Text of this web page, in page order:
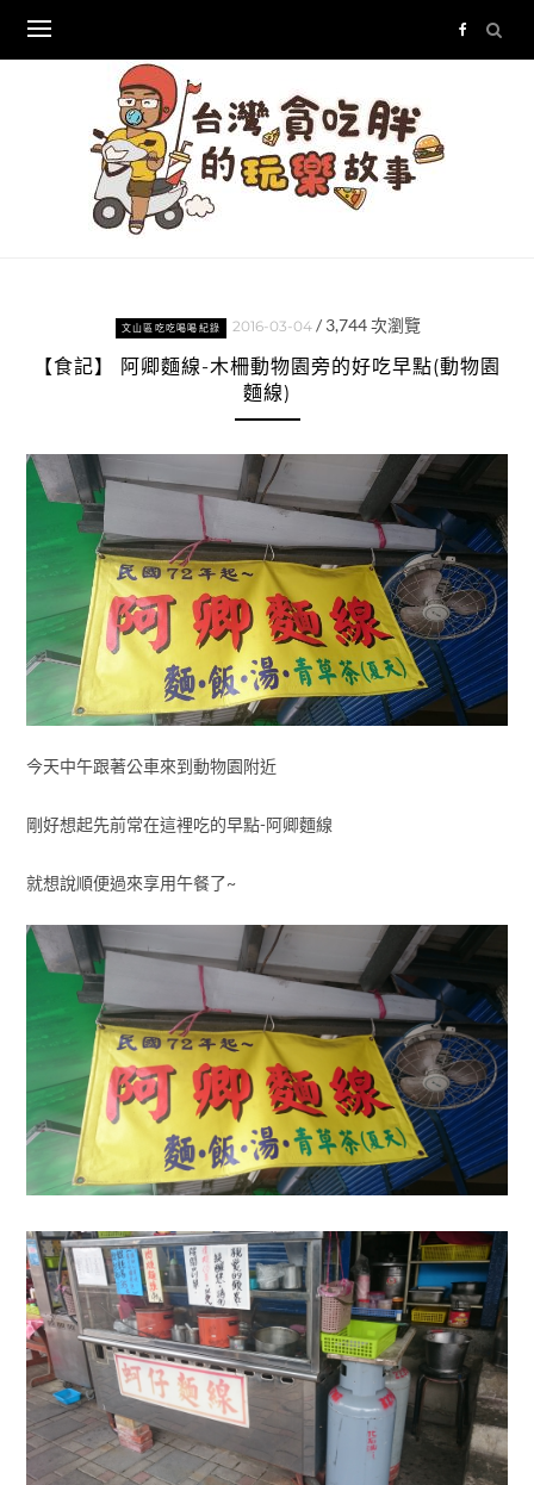
content
文山區吃吃喝喝紀錄 2016-03-04 / 3,744次瀏覽
【食記】 阿卿麵線-木柵動物園旁的好吃早點(動物園
麵線)
今天中午跟著公車來到動物園附近
剛好想起先前常在這裡吃的早點-阿卿麵線
就想說順便過來享用午餐了~